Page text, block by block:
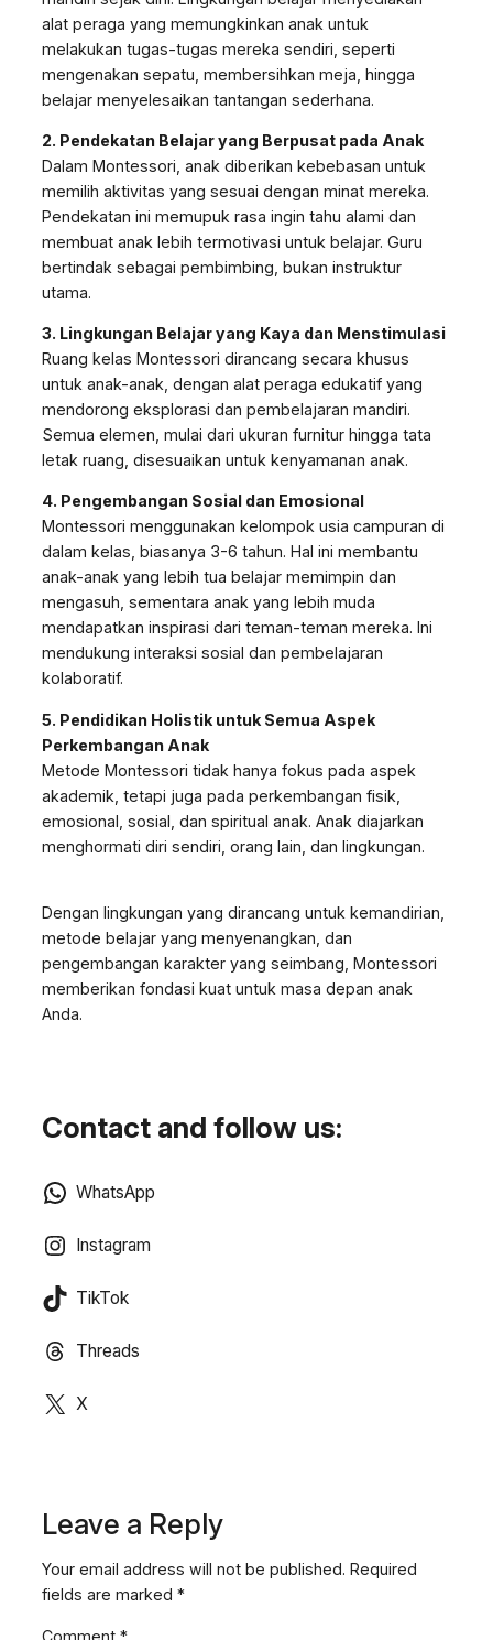
alat peraga yang memungkinkan anak untuk
melakukan tugas-tugas mereka sendiri, seperti
mengenakan sepatu, membersihkan meja, hingga
belajar menyelesaikan tantangan sederhana.
2. Pendekatan Belajar yang Berpusat pada Anak
Dalam Montessori, anak diberikan kebebasan untuk
memilih aktivitas yang sesuai dengan minat mereka.
Pendekatan ini memupuk rasa ingin tahu alami dan
membuat anak lebih termotivasi untuk belajar. Guru
bertindak sebagai pembimbing, bukan instruktur
utama.
3. Lingkungan Belajar yang Kaya dan Menstimulasi
Ruang kelas Montessori dirancang secara khusus
untuk anak-anak, dengan alat peraga edukatif yang
mendorong eksplorasi dan pembelajaran mandiri.
Semua elemen, mulai dari ukuran furnitur hingga tata
letak ruang, disesuaikan untuk kenyamanan anak.
4. Pengembangan Sosial dan Emosional
Montessori menggunakan kelompok usia campuran di
dalam kelas, biasanya 3-6 tahun. Hal ini membantu
anak-anak yang lebih tua belajar memimpin dan
mengasuh, sementara anak yang lebih muda
mendapatkan inspirasi dari teman-teman mereka. Ini
mendukung interaksi sosial dan pembelajaran
kolaboratif.
5. Pendidikan Holistik untuk Semua Aspek
Perkembangan Anak
Metode Montessori tidak hanya fokus pada aspek
akademik, tetapi juga pada perkembangan fisik,
emosional, sosial, dan spiritual anak. Anak diajarkan
menghormati diri sendiri, orang lain, dan lingkungan.
Dengan lingkungan yang dirancang untuk kemandirian,
metode belajar yang menyenangkan, dan
pengembangan karakter yang seimbang, Montessori
memberikan fondasi kuat untuk masa depan anak
Anda.
Contact and follow us:
WhatsApp
Instagram
TikTok
Threads
X
Leave a Reply
Your email address will not be published. Required
fields are marked *
Comment *